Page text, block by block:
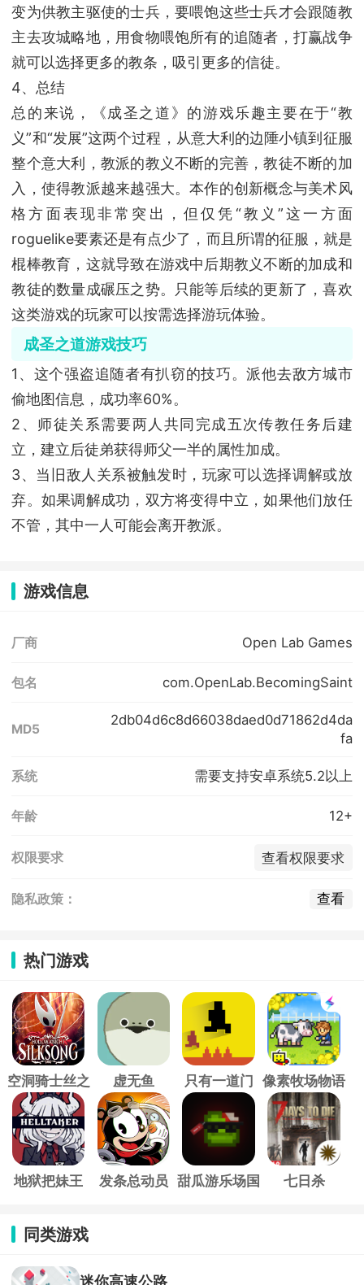
变为供教主驱使的士兵，要喂饱这些士兵才会跟随教
主去攻城略地，用食物喂饱所有的追随者，打赢战争
就可以选择更多的教条，吸引更多的信徒。
4、总结
总的来说，《成圣之道》的游戏乐趣主要在于“教
义”和“发展”这两个过程，从意大利的边陲小镇到征服
整个意大利，教派的教义不断的完善，教徒不断的加
入，使得教派越来越强大。本作的创新概念与美术风
格方面表现非常突出，但仅凭“教义”这一方面
roguelike要素还是有点少了，而且所谓的征服，就是
棍棒教育，这就导致在游戏中后期教义不断的加成和
教徒的数量成碾压之势。只能等后续的更新了，喜欢
这类游戏的玩家可以按需选择游玩体验。
成圣之道游戏技巧
1、这个强盗追随者有扒窃的技巧。派他去敌方城市
偷地图信息，成功率60%。
2、师徒关系需要两人共同完成五次传教任务后建
立，建立后徒弟获得师父一半的属性加成。
3、当旧敌人关系被触发时，玩家可以选择调解或放
弃。如果调解成功，双方将变得中立，如果他们放任
不管，其中一人可能会离开教派。
游戏信息
厂商 Open Lab Games
包名 com.OpenLab.BecomingSaint
MD5
2db04d6c8d66038daed0d71862d4da
fa
系统 需要支持安卓系统5.2以上
年龄 12+
权限要求 查看权限要求
隐私政策： 查看
热门游戏
空洞骑士丝之
歌
虚无鱼 只有一道门 像素牧场物语
地狱把妹王 发条总动员
甜瓜游乐场国
七日杀
同类游戏